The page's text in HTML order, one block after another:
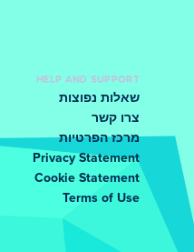
HELP AND SUPPORT
שאלות נפוצות
צרו קשר
מרכז הפרטיות
Privacy Statement
Cookie Statement
Terms of Use